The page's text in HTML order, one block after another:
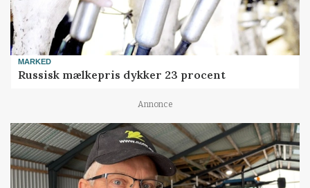
MARKED
Russisk mælkepris dykker 23 procent
Annonce